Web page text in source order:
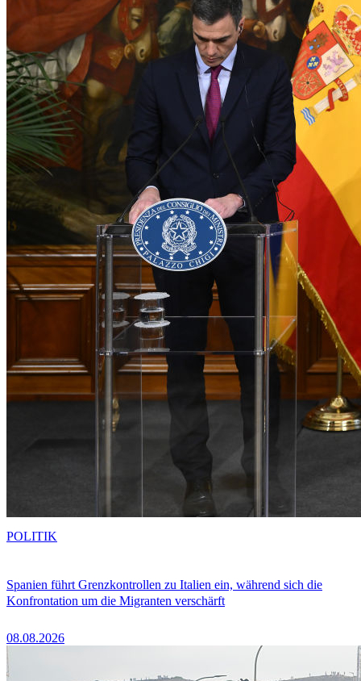
Spanien führt Grenzkontrollen zu Italien ein, während sich die
Konfrontation um die Migranten verschärft
08.08.2026
POLITIK